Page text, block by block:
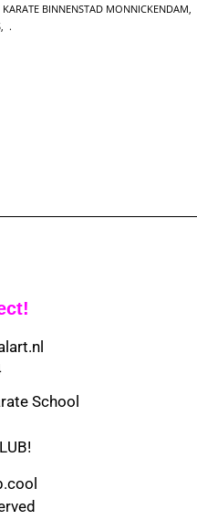
KARATE BINNENSTAD MONNICKENDAM
School